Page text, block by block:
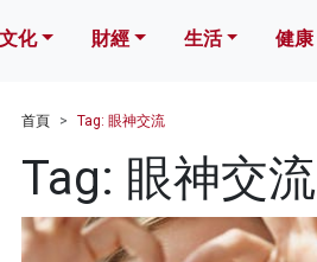
文化 財經 生活 健康
首頁 Tag: 眼神交流
Tag: 眼神交流